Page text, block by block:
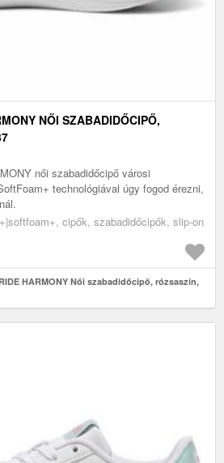
NŐI SZABADIDŐCIPŐ,
női szabadidőcipő városi
technológiával úgy fogod érezni,
cipők, szabadidőcipők, slip-on
HARMONY Női szabadidőcipő, rózsaszín,